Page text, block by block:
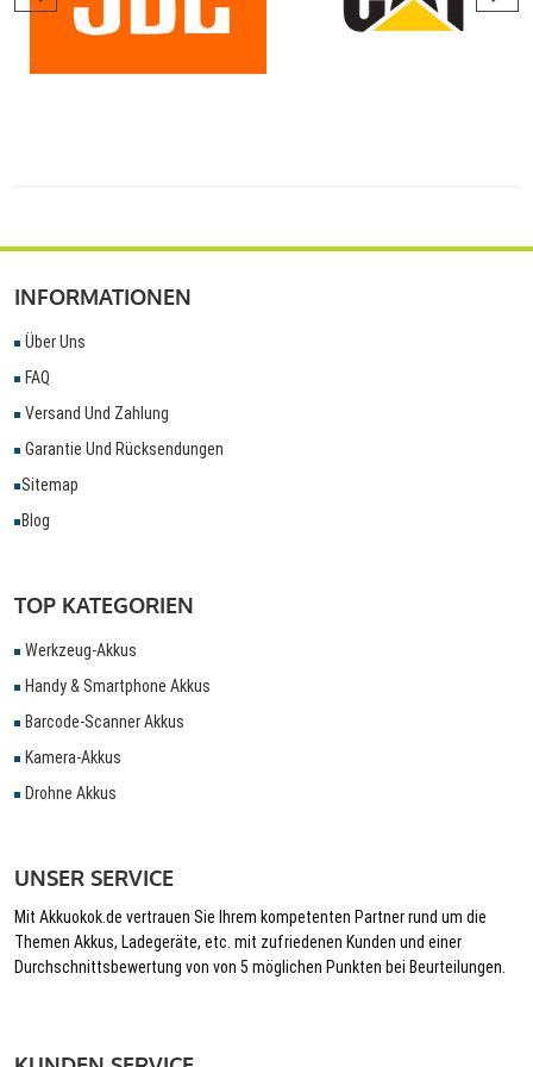
INFORMATIONEN
Über Uns
FAQ
Versand Und Zahlung
Garantie Und Rücksendungen
Sitemap
Blog
TOP KATEGORIEN
Werkzeug-Akkus
Handy & Smartphone Akkus
Barcode-Scanner Akkus
Kamera-Akkus
Drohne Akkus
UNSER SERVICE
Mit Akkuokok.de vertrauen Sie Ihrem kompetenten Partner rund um die
Themen Akkus, Ladegeräte, etc. mit zufriedenen Kunden und einer
Durchschnittsbewertung von von 5 möglichen Punkten bei Beurteilungen.